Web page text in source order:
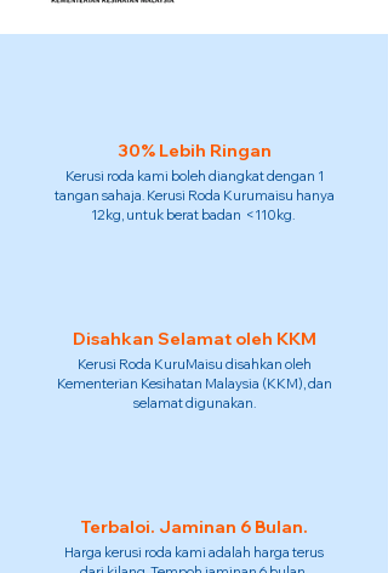
30% Lebih Ringan
Kerusi roda kami boleh diangkat dengan 1
tangan sahaja. Kerusi Roda Kurumaisu hanya
12kg, untuk berat badan <110kg.
Disahkan Selamat oleh KKM
Kerusi Roda KuruMaisu disahkan oleh
Kementerian Kesihatan Malaysia (KKM), dan
selamat digunakan.
Terbaloi. Jaminan 6 Bulan.
Harga kerusi roda kami adalah harga terus